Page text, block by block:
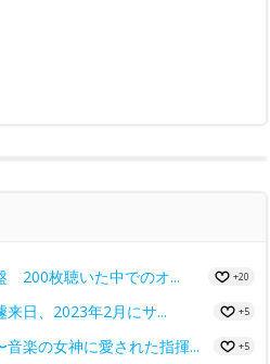
200枚聴いた中でのオ... +20
日、2023年2月にサ... +5
楽の女神に愛された指揮... +5